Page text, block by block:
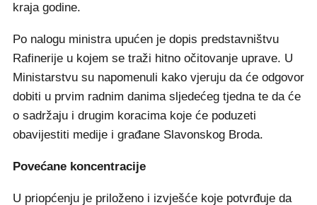
kraja godine.
Po nalogu ministra upućen je dopis predstavništvu
Rafinerije u kojem se traži hitno očitovanje uprave. U
Ministarstvu su napomenuli kako vjeruju da će odgovor
dobiti u prvim radnim danima sljedećeg tjedna te da će
o sadržaju i drugim koracima koje će poduzeti
obavijestiti medije i građane Slavonskog Broda.
Povećane koncentracije
U priopćenju je priloženo i izvješće koje potvrđuje da